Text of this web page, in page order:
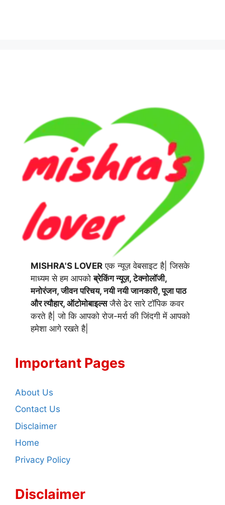
MISHRA'S LOVER एक न्यूज़ वेबसाइट है| जिसके
माध्यम से हम आपकोब्रेकिंग न्यूज़, टेक्नोलॉजी,
मनोरंजन, जीवन परिचय, नयी नयी जानकारी, पूजा पाठ
और त्यौहार, ऑटोमोबाइल्सजैसे ढेर सारे टॉपिक कवर
करते है| जो कि आपको रोज-मर्रा की जिंदगी में आपको
हमेशा आगे रखते है|
Important Pages
About Us
Contact Us
Disclaimer
Home
Privacy Policy
Disclaimer